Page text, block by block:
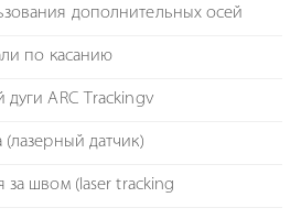
дополнительных осей
по касанию
ARC Trackingv
датчик)
за швом (laser tracking